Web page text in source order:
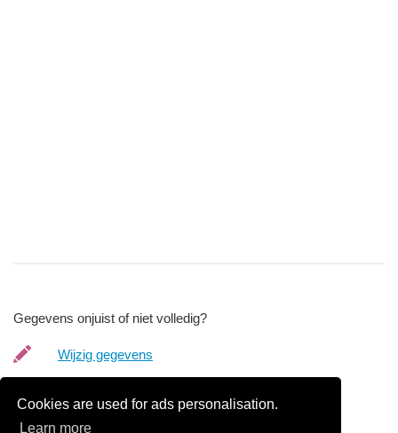
Cookies are used for ads personalisation.
Learn more
Gegevens onjuist of niet volledig?
Wijzig gegevens